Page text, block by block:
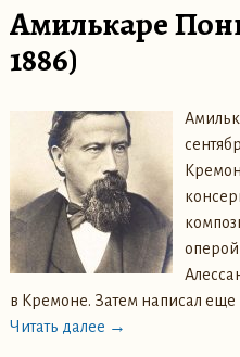
Амилькаре
1886)
в Кремоне. Затем написал еще
Читать далее →